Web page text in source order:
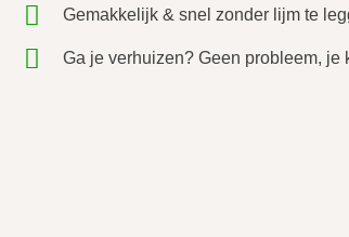
Gemakkelijk & snel zonder lijm te
Ga je verhuizen? Geen probleem, je